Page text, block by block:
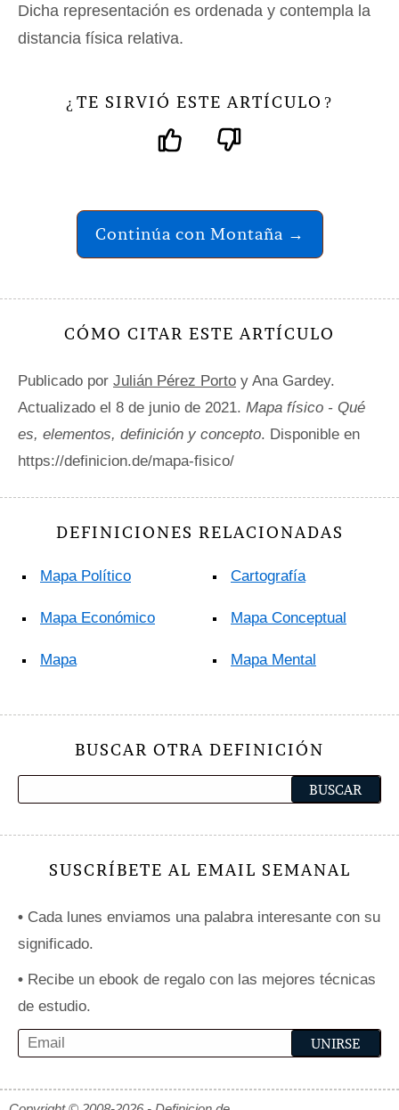
Dicha representación es ordenada y contempla la
distancia física relativa.
¿ TE SIRVIÓ ESTE ARTÍCULO ?
Continúa con Montaña →
CÓMO CITAR ESTE ARTÍCULO
Publicado por Julián Pérez Porto y Ana Gardey.
Actualizado el 8 de junio de 2021. Mapa físico - Qué
es, elementos, definición y concepto. Disponible en
https://definicion.de/mapa-fisico/
DEFINICIONES RELACIONADAS
Mapa Político
Mapa Económico
Mapa
Cartografía
Mapa Conceptual
Mapa Mental
BUSCAR OTRA DEFINICIÓN
SUSCRÍBETE AL EMAIL SEMANAL
• Cada lunes enviamos una palabra interesante con su
significado.
• Recibe un ebook de regalo con las mejores técnicas
de estudio.